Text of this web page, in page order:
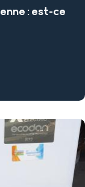
: est-ce